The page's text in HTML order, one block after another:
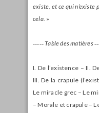
existe, et ce qui n’existe
cela. »
‑‑‑‑‑Table des matières
I. De l’existence – II.
III. De la crapule
Le miracle grec – Le
– Morale et crapule –